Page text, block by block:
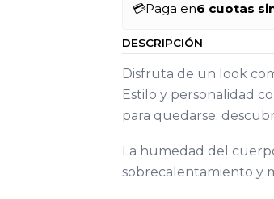
💳Paga en6 cuotas
DESCRIPCIÓN
Disfruta de un look
Estilo y personalidad
para quedarse:
La humedad del
sobrecalentamiento y